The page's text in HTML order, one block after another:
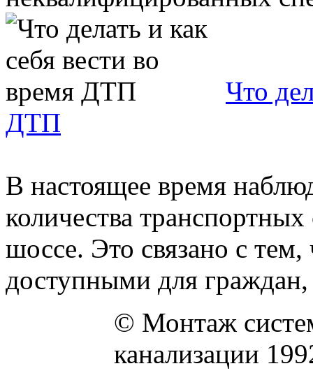
Что
ДТП
В настоящее время
количества
шоссе. Это связано с тем,
доступными для
© Монтаж
канализации